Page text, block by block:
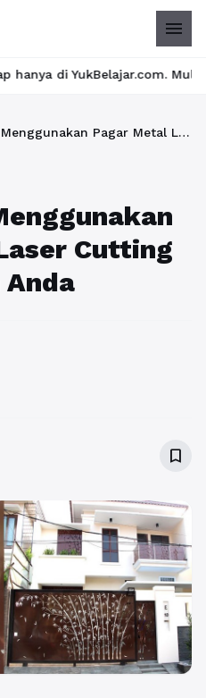
menu
Mulai langkah
Keunggulan Menggunakan Pagar Metal Laser Cutting Untuk Rumah Anda
Cutting
Anda
bookmark_border